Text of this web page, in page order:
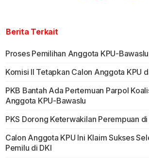
Berita Terkait
Proses Pemilihan Anggota KPU-
Komisi II Tetapkan Calon Anggota KPU
PKB Bantah Ada Pertemuan Parpol
Anggota KPU-Bawaslu
PKS Dorong Keterwakilan Perempuan
Calon Anggota KPU Ini Klaim Sukses
Pemilu di DKI